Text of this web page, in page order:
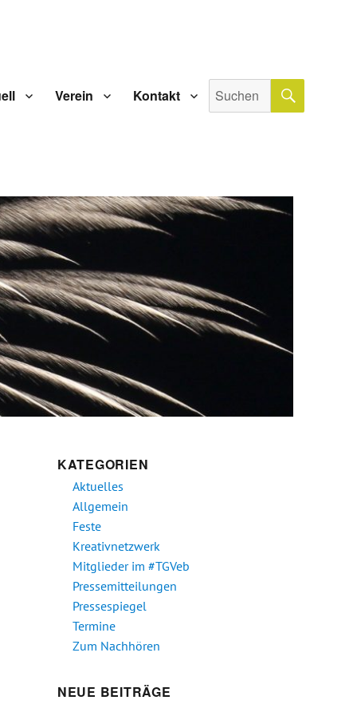
Verein Kontakt
Suche
nach:
KATEGORIEN
Aktuelles
Allgemein
Feste
Kreativnetzwerk
Mitglieder im #TGVeb
Pressemitteilungen
Pressespiegel
Termine
Zum Nachhören
NEUE BEITRÄGE